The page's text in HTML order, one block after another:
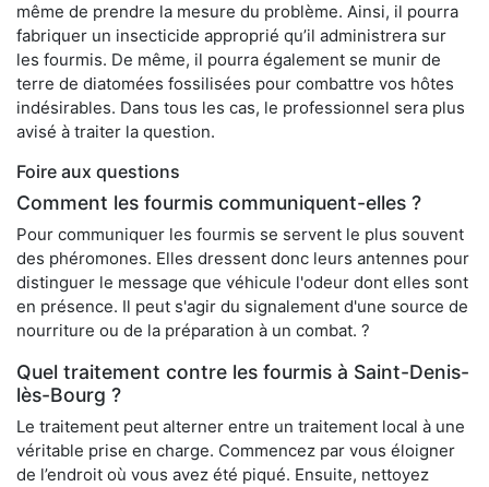
même de prendre la mesure du problème. Ainsi, il pourra
fabriquer un insecticide approprié qu’il administrera sur
les fourmis. De même, il pourra également se munir de
terre de diatomées fossilisées pour combattre vos hôtes
indésirables. Dans tous les cas, le professionnel sera plus
avisé à traiter la question.
Foire aux questions
Comment les fourmis communiquent-elles ?
Pour communiquer les fourmis se servent le plus souvent
des phéromones. Elles dressent donc leurs antennes pour
distinguer le message que véhicule l'odeur dont elles sont
en présence. Il peut s'agir du signalement d'une source de
nourriture ou de la préparation à un combat. ?
Quel traitement contre les fourmis à Saint-Denis-
lès-Bourg ?
Le traitement peut alterner entre un traitement local à une
véritable prise en charge. Commencez par vous éloigner
de l’endroit où vous avez été piqué. Ensuite, nettoyez